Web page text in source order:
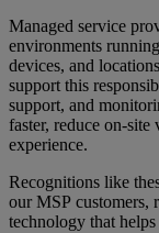
Managed service
environments
devices, and
support this
support, and
faster, reduce on-site
experience.
Recognitions like
our MSP customers,
technology that